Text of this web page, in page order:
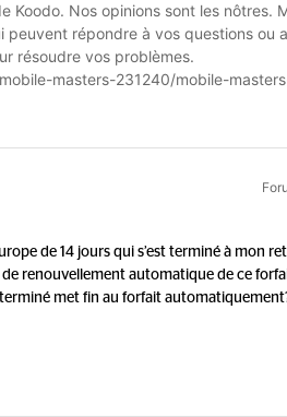
Koodo. Nos opinions sont les nôtres.
peuvent répondre à vos questions ou
résoudre vos problèmes.
masters-231240/mobile-
de 14 jours qui s’est terminé à mon
de renouvellement automatique de ce
met fin au forfait